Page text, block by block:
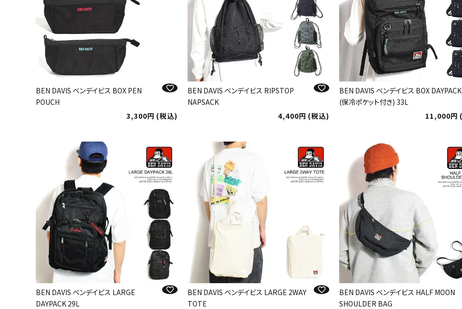
BEN DAVIS ベンデイビス BOX PEN
POUCH
3,300
税込
BEN DAVIS ベンデイビス RIPSTOP
NAPSACK
4,400
税込
BEN DAVIS ベンデイビス BOX DAYPACK
(保冷ポケット付き) 33L
11,000
BEN DAVIS ベンデイビス LARGE
DAYPACK 29L
BEN DAVIS ベンデイビス LARGE 2WAY
TOTE
BEN DAVIS ベンデイビス HALF MOON
SHOULDER BAG